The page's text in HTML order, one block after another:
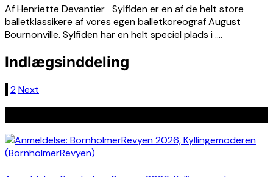
Af Henriette Devantier Sylfiden er en af de helt store
balletklassikere af vores egen balletkoreograf August
Bournonville. Sylfiden har en helt speciel plads i ….
Indlægsinddeling
2Next